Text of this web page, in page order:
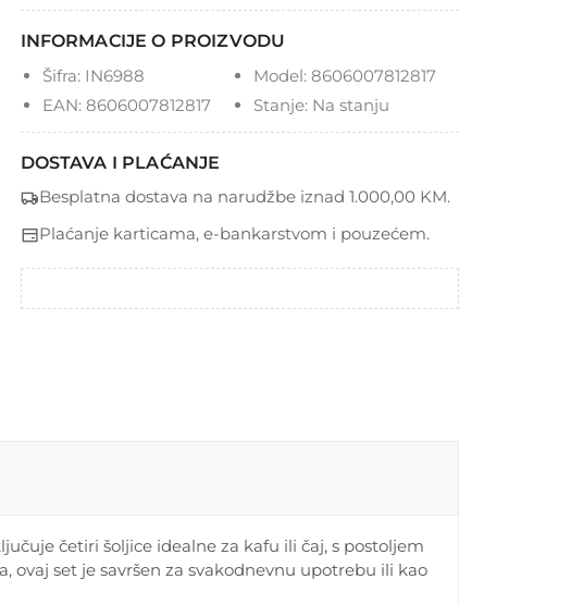
INFORMACIJE O PROIZVODU
Šifra:IN6988 Model:8606007812817
EAN:8606007812817 Stanje:Na stanju
DOSTAVA I PLAĆANJE
Besplatna dostava na narudžbe iznad 1.000,00 KM.
Plaćanje karticama, e-bankarstvom i pouzećem.
četiri šoljice idealne za kafu ili čaj, s postoljem
ovaj set je savršen za svakodnevnu upotrebu ili kao